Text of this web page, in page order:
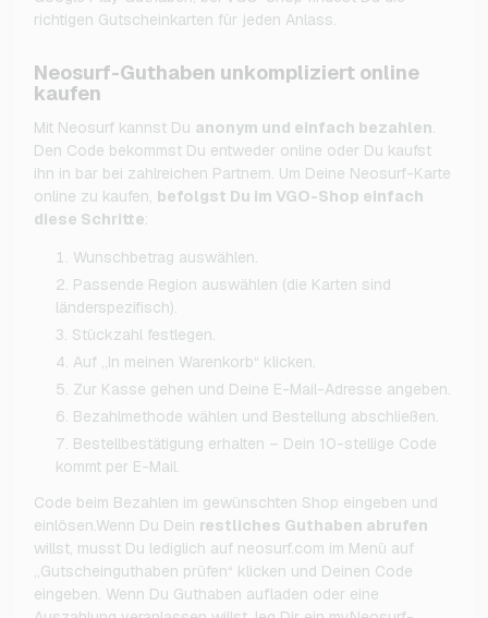
richtigen Gutscheinkarten für jeden Anlass.
Neosurf-Guthaben unkompliziert online
kaufen
Mit Neosurf kannst Du anonym und einfach bezahlen.
Den Code bekommst Du entweder online oder Du kaufst
ihn in bar bei zahlreichen Partnern. Um Deine Neosurf-Karte
online zu kaufen, befolgst Du im VGO-Shop einfach
diese Schritte:
Wunschbetrag auswählen.
Passende Region auswählen (die Karten sind
länderspezifisch).
Stückzahl festlegen.
Auf „In meinen Warenkorb“ klicken.
Zur Kasse gehen und Deine E-Mail-Adresse angeben.
Bezahlmethode wählen und Bestellung abschließen.
Bestellbestätigung erhalten – Dein 10-stellige Code
kommt per E-Mail.
Code beim Bezahlen im gewünschten Shop eingeben und
einlösen.Wenn Du Dein restliches Guthaben abrufen
willst, musst Du lediglich auf neosurf.com im Menü auf
„Gutscheinguthaben prüfen“ klicken und Deinen Code
eingeben. Wenn Du Guthaben aufladen oder eine